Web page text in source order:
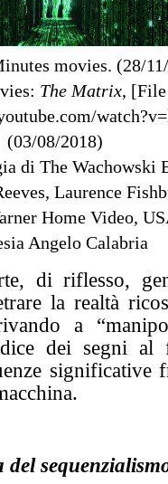
movies. (28/
The Matrix,
(03/08/2018)
di The Wachowski
Laurence
Home Video,
Angelo Calabria
di riflesso,
la realtà
a
dei segni al
significative